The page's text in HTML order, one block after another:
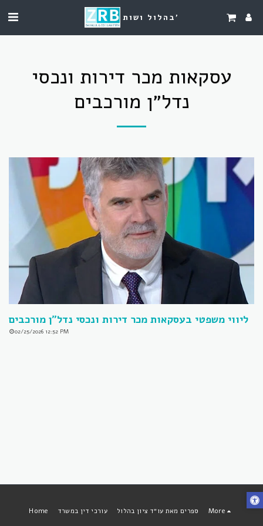
בהלול ושות'
עסקאות מכר דירות ונכסי
נדל״ן מורכבים
ליווי משפטי בעסקאות מכר דירות ונכסי נדל״ן מורכבים
02/25/2026 12:52 PM
Home עורכי דין במשרד ספרים מאת עו״ד ציון בהלול More